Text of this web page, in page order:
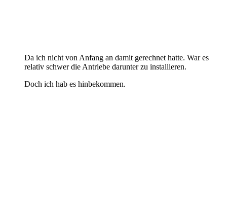
Da ich nicht von Anfang an damit gerechnet hatte. War es
relativ schwer die Antriebe darunter zu installieren.
Doch ich hab es hinbekommen.